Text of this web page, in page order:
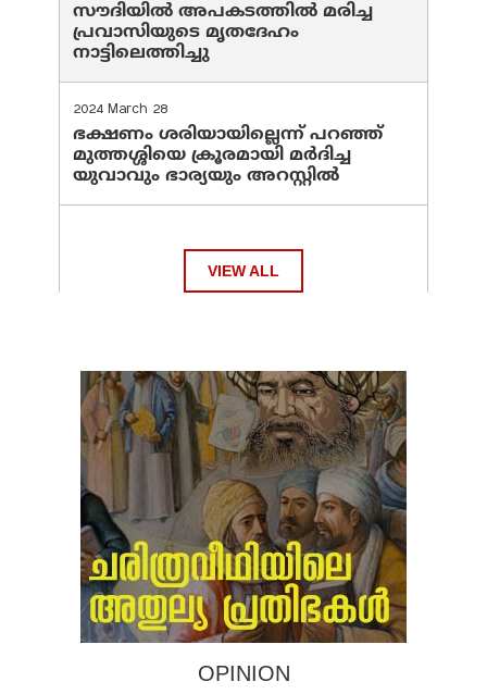
സൗദിയില്‍ അപകടത്തില്‍ മരിച്ച
പ്രവാസിയുടെ മൃതദേഹം
നാട്ടിലെത്തിച്ചു
2024 March 28
ഭക്ഷണം ശരിയായില്ലെന്ന് പറഞ്ഞ്
മുത്തശ്ശിയെ ക്രൂരമായി മര്‍ദിച്ച
യുവാവും ഭാര്യയും അറസ്റ്റില്‍
VIEW ALL
OPINION